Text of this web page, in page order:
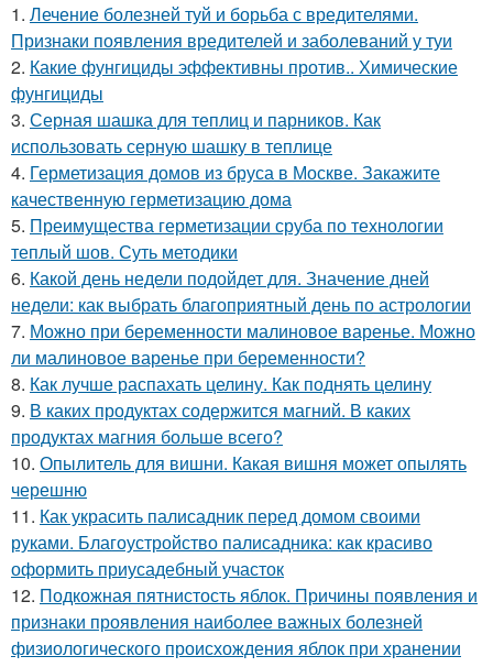
1. Лечение болезней туй и борьба с вредителями.
Признаки появления вредителей и заболеваний у туи
2. Какие фунгициды эффективны против.. Химические
фунгициды
3. Серная шашка для теплиц и парников. Как
использовать серную шашку в теплице
4. Герметизация домов из бруса в Москве. Закажите
качественную герметизацию дома
5. Преимущества герметизации сруба по технологии
теплый шов. Суть методики
6. Какой день недели подойдет для. Значение дней
недели: как выбрать благоприятный день по астрологии
7. Можно при беременности малиновое варенье. Можно
ли малиновое варенье при беременности?
8. Как лучше распахать целину. Как поднять целину
9. В каких продуктах содержится магний. В каких
продуктах магния больше всего?
10. Опылитель для вишни. Какая вишня может опылять
черешню
11. Как украсить палисадник перед домом своими
руками. Благоустройство палисадника: как красиво
оформить приусадебный участок
12. Подкожная пятнистость яблок. Причины появления и
признаки проявления наиболее важных болезней
физиологического происхождения яблок при хранении